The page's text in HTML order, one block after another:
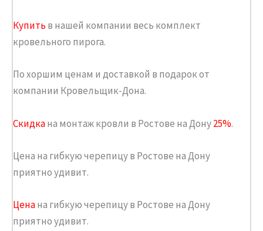
Купить в нашей компании весь комплект
кровельного пирога.
По хоршим ценам и доставкой в подарок от
компании Кровельщик-Дона.
Скидкана монтаж кровли в Ростове на Дону25%.
Цена на гибкую черепицу в Ростове на Дону
приятно удивит.
Ценана гибкую черепицу в Ростове на Дону
приятно удивит.